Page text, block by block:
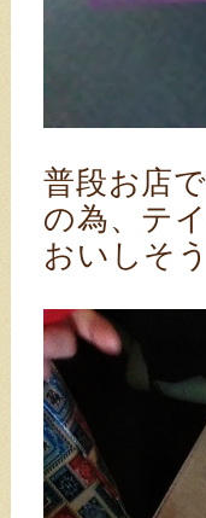
普段お店
の為、テ
おいしそ